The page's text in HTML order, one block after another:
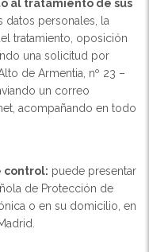
al tratamiento de sus
datos personales, la
tratamiento, oposición
una solicitud por
de Armentia, nº 23 –
un correo
acompañando en todo
control: puede presentar
de Protección de
o en su domicilio, en